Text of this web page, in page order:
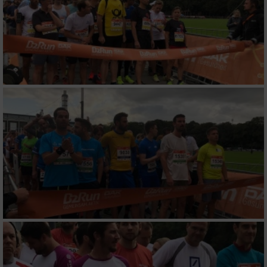
Informationen identifizieren
Nicht-IAB-Verarbeitungszwecke:
Notwendig
Performance
Funktional
Werbung